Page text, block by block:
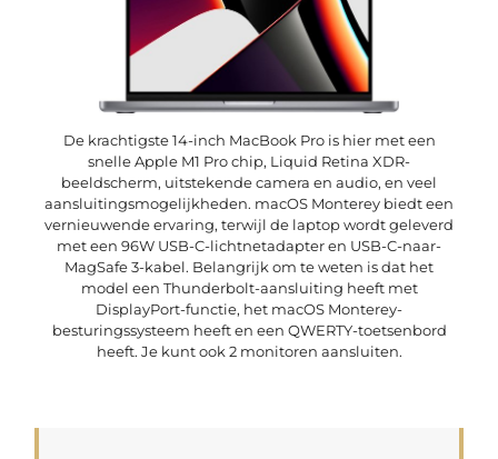
De krachtigste 14-inch MacBook Pro is hier met een
snelle Apple M1 Pro chip, Liquid Retina XDR-
beeldscherm, uitstekende camera en audio, en veel
aansluitingsmogelijkheden. macOS Monterey biedt een
vernieuwende ervaring, terwijl de laptop wordt geleverd
met een 96W USB-C-lichtnetadapter en USB-C-naar-
MagSafe 3-kabel. Belangrijk om te weten is dat het
model een Thunderbolt-aansluiting heeft met
DisplayPort-functie, het macOS Monterey-
besturingssysteem heeft en een QWERTY-toetsenbord
heeft. Je kunt ook 2 monitoren aansluiten.